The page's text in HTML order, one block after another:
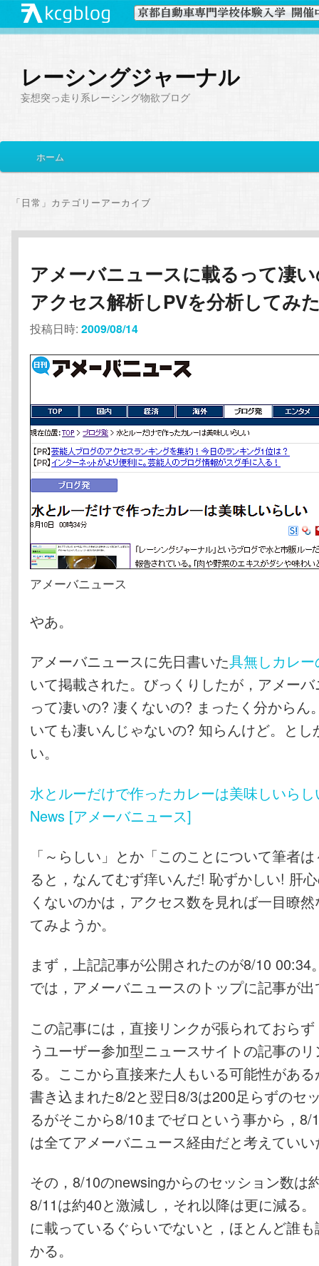
レーシングジャーナル
妄想突っ走り系レーシング物欲ブログ
イ
メ
ン
ン
テ
ン
ツ
へ
移
動
サ
コ
テ
ン
ツ
へ
移
動
ホーム
「 日常 」カテゴリーアーカイブ
アメーバニュースに載るって凄
アクセス解析しPVを分析してみ
投稿日時:2009/08/14
アメーバニュース
やあ。
アメーバニュースに先日書いた具無しカレ
いて掲載された。びっくりしたが，アメー
って凄いの? 凄くないの? まったく分からん
いても凄いんじゃないの? 知らんけど。とし
い。
水とルーだけで作ったカレーは美味しいら
News [アメーバニュース]
「～らしい」とか「このことについて筆者
ると，なんてむず痒いんだ! 恥ずかしい! 肝
くないのかは，アクセス数を見れば一目瞭
てみようか。
まず，上記記事が公開されたのが8/10 00:34
では，アメーバニュースのトップに記事が
この記事には，直接リンクが張られておら
うユーザー参加型ニュースサイトの記事の
る。ここから直接来た人もいる可能性があ
書き込まれた8/2と翌日8/3は200足らずのセ
るがそこから8/10までゼロという事から，8/
は全てアメーバニュース経由だと考えてい
その，8/10のnewsingからのセッション数は
8/11は約40と激減し，それ以降は更に減る
に載っているぐらいでないと，ほとんど誰
かる。